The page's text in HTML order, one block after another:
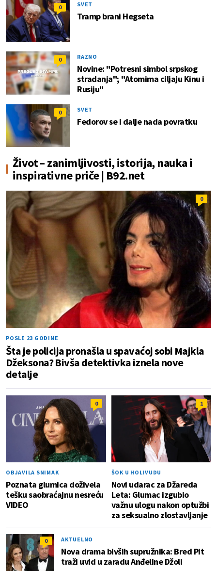
0 SVET
Tramp brani Hegseta
0 RAZNO
Novine: "Potresni simbol srpskog
stradanja"; "Atomima ciljaju Kinu i
Rusiju"
0 SVET
Fedorov se i dalje nada povratku
Život – zanimljivosti, istorija, nauka i
inspirativne priče | B92.net
0
POSLE 23 GODINE
Šta je policija pronašla u spavaćoj sobi Majkla
Džeksona? Bivša detektivka iznela nove
detalje
0
OBJAVILA SNIMAK
Poznata glumica doživela
tešku saobraćajnu nesreću
VIDEO
1
ŠOK U HOLIVUDU
Novi udarac za Džareda
Leta: Glumac izgubio
važnu ulogu nakon optužbi
za seksualno zlostavljanje
0 AKTUELNO
Nova drama bivših supružnika: Bred Pit
traži uvid u zaradu Anđeline Džoli